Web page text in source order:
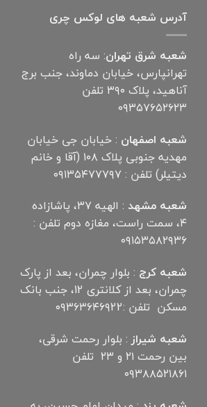
آدرس شعبه های لوکس چری
شعبه شرق تهران: سه راه
تهرانپارس، خیابان دماوند، جنب برج
آناهید، پلاک ۳۹۰ تلفن
۰۹۳۵۷۶۵۲۶۲۳
شعبه اصفهان : خیابان جی خیابان
مهدیه جنوبی پلاک ۱۰۸ (آقا و خانم
دیتیلر) تلفن : ۰۹۱۳۵۴۷۷۷۹۷
شعبه مشهد
: الهیه ۳۷، پاشازاده
۴، سمت راست، مغازه دوم تلفن :
۰۹۱۵۳۵۸۲۹۳۶
شعبه کرج : بلوار چمران، بعد از پارک
چمران، بعد از کلانتری 12، جنب بانک
مسکن تلفن :۰۹۳۶۳۶۴۶۹22
شعبه شیراز: بلوار رحمت شرقی،
بین رحمت ۲۱ و ۲۳ تلفن
۰۹۳۸۸۵۲۱۸۶۱